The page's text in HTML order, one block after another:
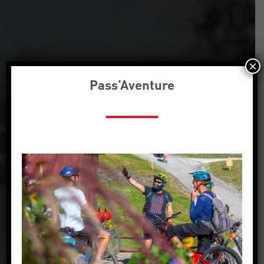
Pass’Aventure
×